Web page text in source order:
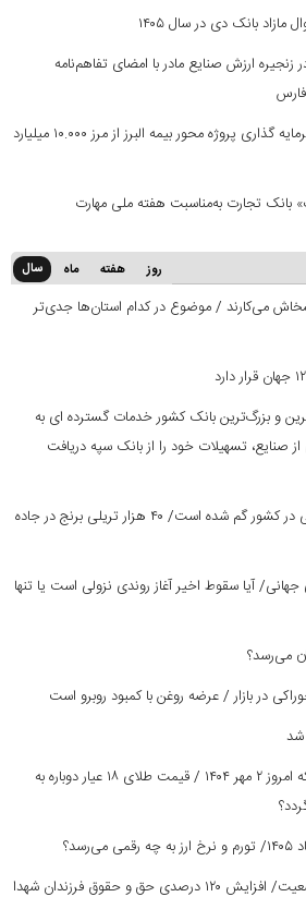
بانک دی در سال ۱۴۰۵
ارزش صنایع مادر با امضای تفاهم‌نامه
فروش بیمه‌های زندگی و سرمایه گذاری پروژه محور بیمه البرز از مرز ۱۰.۰۰۰ میلیارد
بانک تجارت به‌مناسبت هفته ملی مهارت
روز هفته ماه سال
می‌کارند / موضوع در کدام استان‌ها جدی‌تر
و بزرگ‌ترین بانک کشور خدمات گسترده ای به
صنایع، تسهیلات خود را از بانک سپه دریافت
یک میلیون تن برنج وارداتی در کشور گم شده است/ ۴۰ هزار تریلی برنج در جاده
آیا سقوط اخیر آغاز روندی نزولی است یا تنها
در بازار / عرضه روغن با کمبود روبرو است
شد
پیش بینی قیمت طلا و سکه امروز ۲ مهر ۱۴۰۴ / قیمت طلای ۱۸ عیار دوباره به
بانک دی در مسیر بهبود وضعیت/ افزایش ۱۲۰ درصدی حق و حقوق فرزندان شهدا